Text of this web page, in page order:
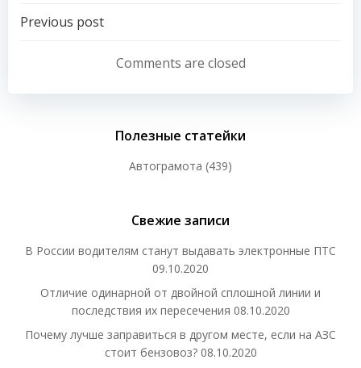
Навигация
записям
Previous post
Comments are closed
Полезные статейки
Автограмота (439)
Свежие записи
В России водителям станут выдавать электронные ПТС
09.10.2020
Отличие одинарной от двойной сплошной линии и
последствия их пересечения 08.10.2020
Почему лучше заправиться в другом месте, если на АЗС
стоит бензовоз? 08.10.2020